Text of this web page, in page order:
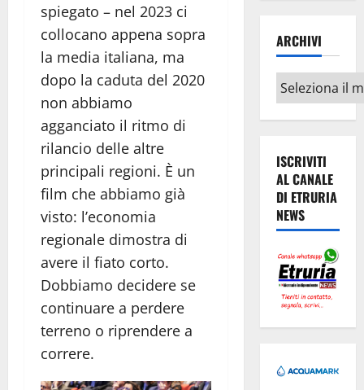
spiegato – nel 2023 ci
collocano appena sopra
la media italiana, ma
dopo la caduta del 2020
non abbiamo
agganciato il ritmo di
rilancio delle altre
principali regioni. È un
film che abbiamo già
visto: l’economia
regionale dimostra di
avere il fiato corto.
Dobbiamo decidere se
continuare a perdere
terreno o riprendere a
correre.
ARCHIVI
Archivi
ISCRIVITI
AL CANALE
DI ETRURIA
NEWS